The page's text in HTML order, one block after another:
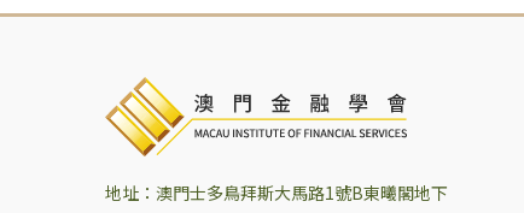
地址：澳門士多鳥拜斯大馬路1號B東曦閣地下